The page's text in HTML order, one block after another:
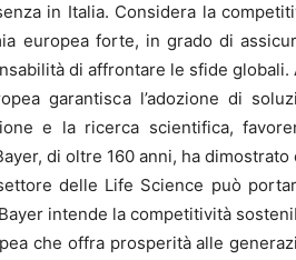
in Italia. Considera la
europea forte, in grado di
di affrontare le sfide globali.
garantisca l’adozione di
e la ricerca scientifica,
di oltre 160 anni, ha dimostrato
delle Life Science può
intende la competitività
che offra prosperità alle